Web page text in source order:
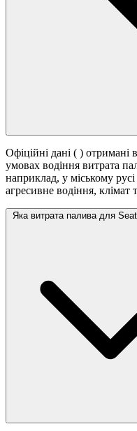
Офіційні дані ( ) отримані
умовах водіння витрата
наприклад, у міському
агресивне водіння, клімат
Яка витрата палива для